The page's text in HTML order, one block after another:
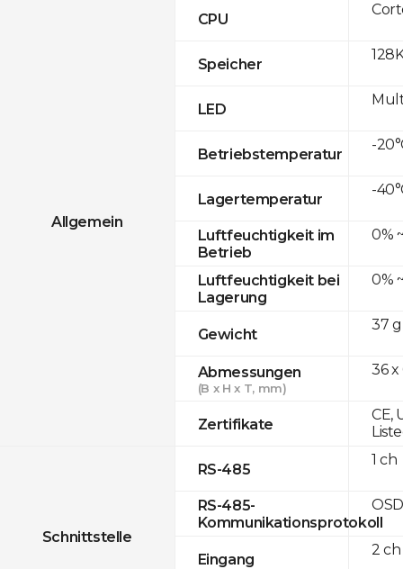
Allgemein
CPU
Speicher
LED
Betriebstemperatur
Lagertemperatur
Luftfeuchtigkeit im
Betrieb
Luftfeuchtigkeit bei
Lagerung
Gewicht
Abmessungen
(B x H x T, mm)
Zertifikate
Schnittstelle
RS-485
RS-485-
Kommunikationsprotokoll
Eingang
-
-
0%
0%
37 g
36 x
CE,
1 ch
2 ch